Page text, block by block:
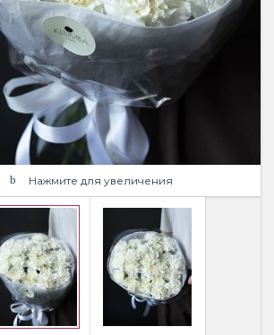
Нажмите для увеличения